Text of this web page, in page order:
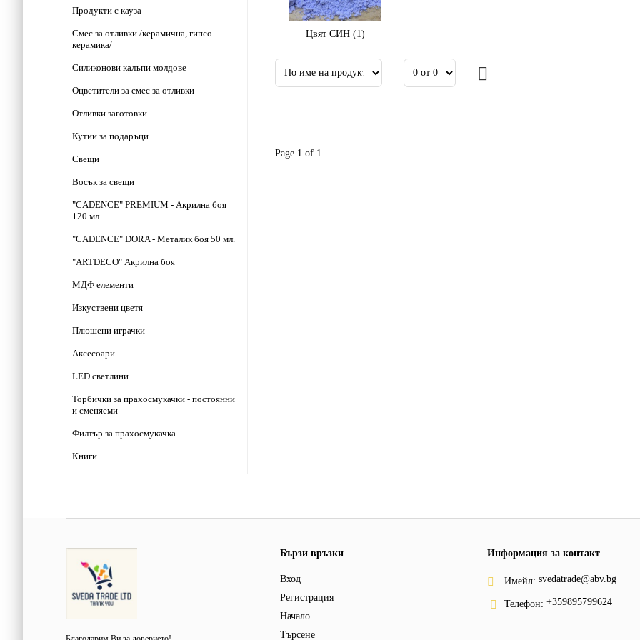
Продукти с кауза
Смес за отливки /керамична, гипсо-
керамика/
Силиконови калъпи молдове
Оцветители за смес за отливки
Отливки заготовки
Кутии за подаръци
Свещи
Восък за свещи
"CADENCE" PREMIUM - Акрилна боя
120 мл.
"CADENCE" DORA - Металик боя 50 мл.
"ARTDECO" Акрилна боя
МДФ елементи
Изкуствени цветя
Плюшени играчки
Аксесоари
LED светлини
Торбички за прахосмукачки - постоянни
и сменяеми
Филтър за прахосмукачка
Книги
Цвят СИН (1)
Page 1 of 1
Бързи връзки
Вход
Регистрация
Начало
Търсене
Информация за контакт
Имейл: svedatrade@abv.bg
Телефон: +359895799624